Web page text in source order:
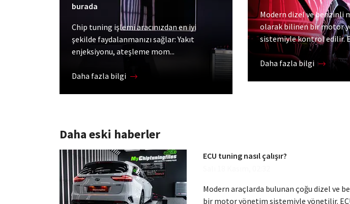
burada
Chip tuning işlemi aracınızdan en iyi
şekilde faydalanmanızı sağlar: Yakıt
enjeksiyonu, ateşleme mom...
Daha fazla bilgi
Modern dizel ve benzinli
olarak bilinen bir motor
sistemiyle kontrol edilir.
Daha fazla bilgi
Daha eski haberler
ECU tuning nasıl çalışır?
Modern araçlarda bulunan çoğu dizel ve
bir motor yönetim sistemiyle yönetilir.